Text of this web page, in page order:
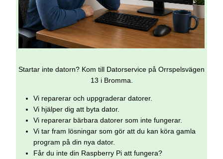
Startar inte datorn? Kom till Datorservice på Orrspelsvägen
13 i Bromma.
Vi reparerar och uppgraderar datorer.
Vi hjälper dig att byta dator.
Vi reparerar bärbara datorer som inte fungerar.
Vi tar fram lösningar som gör att du kan köra gamla
program på din nya dator.
Får du inte din Raspberry Pi att fungera?